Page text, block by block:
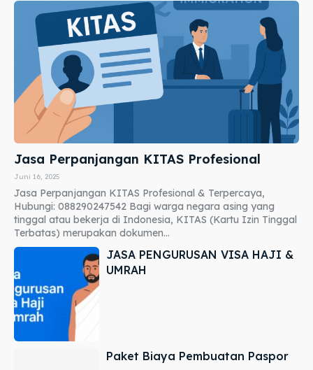
Jasa Perpanjangan KITAS Profesional
Juni 16, 2025
Jasa Perpanjangan KITAS Profesional & Terpercaya,
Hubungi: 088290247542 Bagi warga negara asing yang
tinggal atau bekerja di Indonesia, KITAS (Kartu Izin Tinggal
Terbatas) merupakan dokumen...
JASA PENGURUSAN VISA HAJI &
UMRAH
Paket Biaya Pembuatan Paspor